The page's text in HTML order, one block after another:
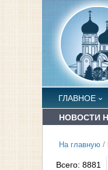
ГЛАВНОЕ
НОВОСТИ
На главную /
Всего:8881